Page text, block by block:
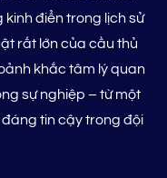
điển trong lịch sử
rất lớn của cầu thủ
khắc tâm lý quan
sự nghiệp – từ một
tin cậy trong đội